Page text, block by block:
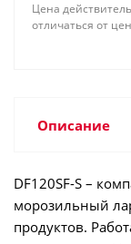
Цена
отличаться от
Описание
DF120SF-S –
морозильный
продуктов.